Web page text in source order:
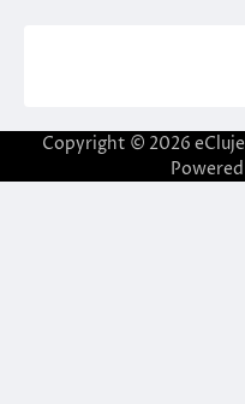
Copyright © 2026